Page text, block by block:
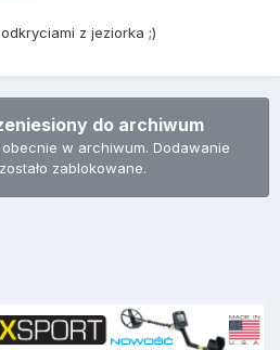
z jeziorka ;)
do archiwum
w archiwum. Dodawanie
zablokowane.